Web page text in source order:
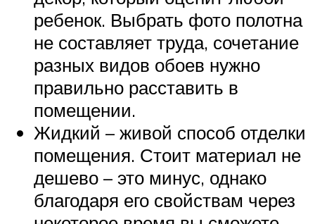
ребенок. Выбрать фото полотна
не составляет труда, сочетание
разных видов обоев нужно
правильно расставить в
помещении.
Жидкий – живой способ отделки
помещения. Стоит материал не
дешево – это минус, однако
благодаря его свойствам через